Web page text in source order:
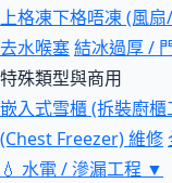
上格凍下格唔凍 (風
去水喉塞結冰過厚 /
特殊類型與商用
嵌入式雪櫃 (拆裝廚櫃
(Chest Freezer) 維修
💧 水電 / 滲漏工程 ▼